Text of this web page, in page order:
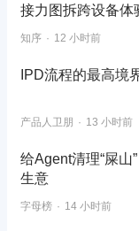
接力图拆跨设备体
知序 12 小时前
IPD流程的最高境
产品人卫朋 13 小时前
给Agent清理“屎山
生意
字母榜 14 小时前